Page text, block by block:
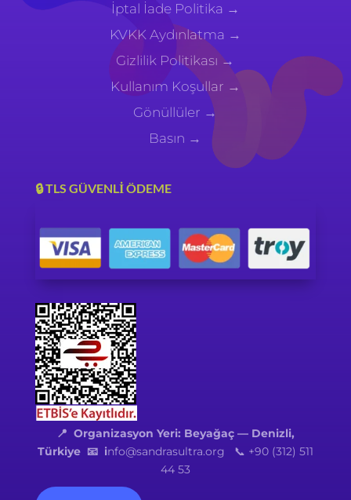
İptal İade Politika →
KVKK Aydınlatma →
Gizlilik Politikası →
Kullanım Koşullar →
Gönüllüler →
Basın →
🔒 TLS GÜVENLİ ÖDEME
📍 Organizasyon Yeri: Beyağaç — Denizli,
Türkiye 📧 info@sandrasultra.org 📞 +90 (312) 511
44 53